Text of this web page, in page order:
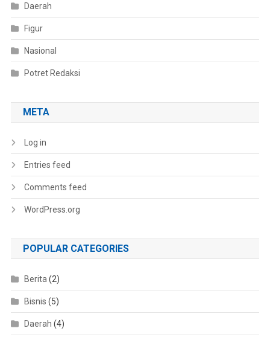
Daerah
Figur
Nasional
Potret Redaksi
META
Log in
Entries feed
Comments feed
WordPress.org
POPULAR CATEGORIES
Berita (2)
Bisnis (5)
Daerah (4)